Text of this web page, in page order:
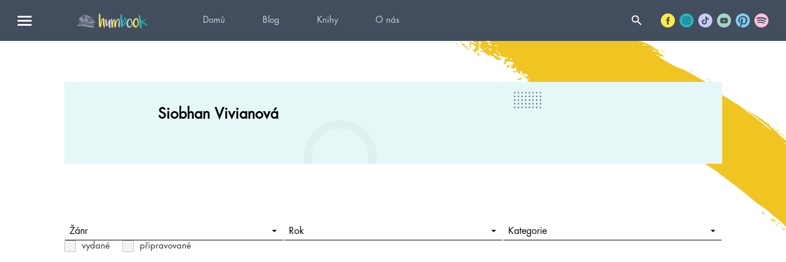
Domů Blog Knihy O nás
Siobhan Vivianová
Žánr Rok Kategorie
vydané připravované